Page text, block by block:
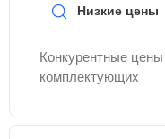
Низкие цены
Конкурентные
комплектующих